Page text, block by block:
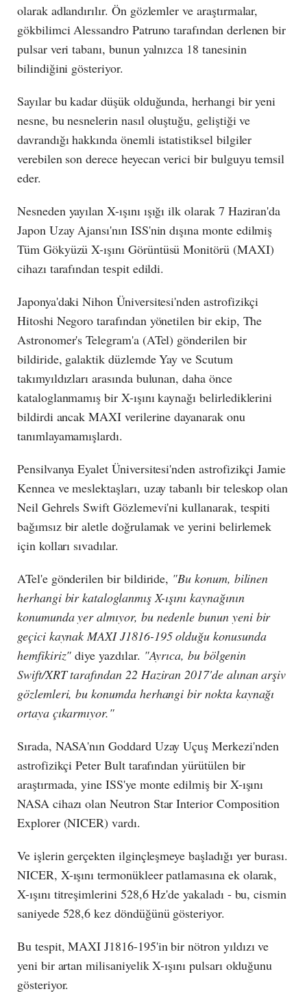
olarak adlandırılır. Ön gözlemler ve araştırmalar,
gökbilimci Alessandro Patruno tarafından derlenen bir
pulsar veri tabanı, bunun yalnızca 18 tanesinin
bilindiğini gösteriyor.
Sayılar bu kadar düşük olduğunda, herhangi bir yeni
nesne, bu nesnelerin nasıl oluştuğu, geliştiği ve
davrandığı hakkında önemli istatistiksel bilgiler
verebilen son derece heyecan verici bir bulguyu temsil
eder.
Nesneden yayılan X-ışını ışığı ilk olarak 7 Haziran'da
Japon Uzay Ajansı'nın ISS'nin dışına monte edilmiş
Tüm Gökyüzü X-ışını Görüntüsü Monitörü (MAXI)
cihazı tarafından tespit edildi.
Japonya'daki Nihon Üniversitesi'nden astrofizikçi
Hitoshi Negoro tarafından yönetilen bir ekip, The
Astronomer's Telegram'a (ATel) gönderilen bir
bildiride, galaktik düzlemde Yay ve Scutum
takımyıldızları arasında bulunan, daha önce
kataloglanmamış bir X-ışını kaynağı belirlediklerini
bildirdi ancak MAXI verilerine dayanarak onu
tanımlayamamışlardı.
Pensilvanya Eyalet Üniversitesi'nden astrofizikçi Jamie
Kennea ve meslektaşları, uzay tabanlı bir teleskop olan
Neil Gehrels Swift Gözlemevi'ni kullanarak, tespiti
bağımsız bir aletle doğrulamak ve yerini belirlemek
için kolları sıvadılar.
ATel'e gönderilen bir bildiride, "Bu konum, bilinen
herhangi bir kataloglanmış X-ışını kaynağının
konumunda yer almıyor, bu nedenle bunun yeni bir
geçici kaynak MAXI J1816-195 olduğu konusunda
hemfikiriz"diye yazdılar. "Ayrıca, bu bölgenin
Swift/XRT tarafından 22 Haziran 2017'de alınan arşiv
gözlemleri, bu konumda herhangi bir nokta kaynağı
ortaya çıkarmıyor."
Sırada, NASA'nın Goddard Uzay Uçuş Merkezi'nden
astrofizikçi Peter Bult tarafından yürütülen bir
araştırmada, yine ISS'ye monte edilmiş bir X-ışını
NASA cihazı olan Neutron Star Interior Composition
Explorer (NICER) vardı.
Ve işlerin gerçekten ilginçleşmeye başladığı yer burası.
NICER, X-ışını termonükleer patlamasına ek olarak,
X-ışını titreşimlerini 528,6 Hz'de yakaladı - bu, cismin
saniyede 528,6 kez döndüğünü gösteriyor.
Bu tespit, MAXI J1816-195'in bir nötron yıldızı ve
yeni bir artan milisaniyelik X-ışını pulsarı olduğunu
gösteriyor.